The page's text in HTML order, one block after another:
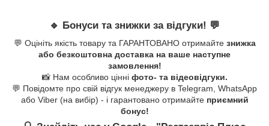
🔹 Бонуси та знижки за відгуки! 💬
💬 Оцініть якість товару та ГАРАНТОВАНО отримайте знижка
або безкоштовна доставка на ваше наступне
замовлення!
📸 Нам особливо цінні фото- та відеовідгуки.
💬 Повідомте про свій відгук менеджеру в Telegram, WhatsApp
або Viber (на вибір) - і гарантовано отримайте приємний
бонус!